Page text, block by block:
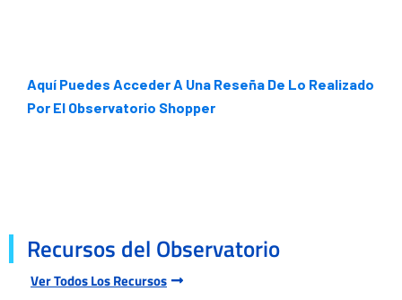
Aquí Puedes Acceder A Una Reseña De Lo Realizado
Por El Observatorio Shopper
Recursos del Observatorio
Ver Todos Los Recursos